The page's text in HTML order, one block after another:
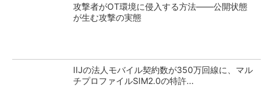
攻撃者がOT環境に侵入する方法――公開状態
が生む攻撃の実態
IIJの法人モバイル契約数が350万回線に、マル
チプロファイルSIM2.0の特許...